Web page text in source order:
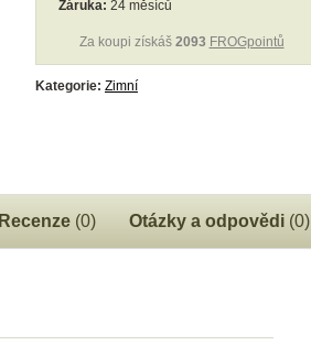
Záruka: 24 měsíců
Za koupi získáš 2093 FROGpointů
Kategorie: Zimní
Recenze(0) Otázky a odpovědi(0)